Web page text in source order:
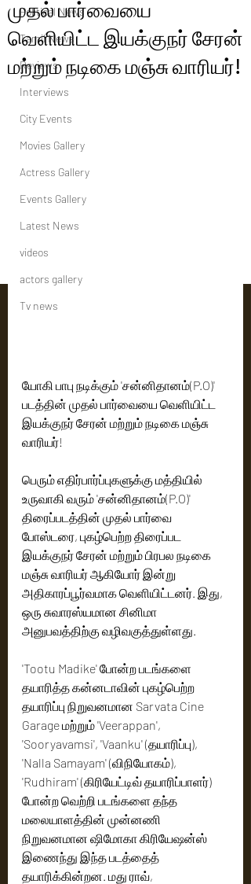
Political News
Tamil News
Reviews
Interviews
City Events
Movies Gallery
Actress Gallery
Events Gallery
Latest News
videos
actors gallery
Tv news
முதல் பார்வையை
வெளியிட்ட இயக்குநர் சேரன்
மற்றும் நடிகை மஞ்சு வாரியர்!
யோகி பாபு நடிக்கும் 'சன்னிதானம்(P.O)'
படத்தின் முதல் பார்வையை வெளியிட்ட
இயக்குநர் சேரன் மற்றும் நடிகை மஞ்சு
வாரியர்!
பெரும் எதிர்பார்ப்புகளுக்கு மத்தியில்
உருவாகி வரும் 'சன்னிதானம்(P.O)'
திரைப்படத்தின் முதல் பார்வை
போஸ்டரை, புகழ்பெற்ற திரைப்பட
இயக்குநர் சேரன் மற்றும் பிரபல நடிகை
மஞ்சு வாரியர் ஆகியோர் இன்று
அதிகாரப்பூர்வமாக வெளியிட்டனர். இது,
ஒரு சுவாரஸ்யமான சினிமா
அனுபவத்திற்கு வழிவகுத்துள்ளது.
'Tootu Madike' போன்ற படங்களை
தயாரித்த கன்னடாவின் புகழ்பெற்ற
தயாரிப்பு நிறுவனமான Sarvata Cine
Garage மற்றும் 'Veerappan',
'Sooryavamsi', 'Vaanku' (தயாரிப்பு),
'Nalla Samayam' (விநியோகம்),
'Rudhiram' (கிரியேட்டிவ் தயாரிப்பாளர்)
போன்ற வெற்றி படங்களை தந்த
மலையாளத்தின் முன்னணி
நிறுவனமான ஷிமோகா கிரியேஷன்ஸ்
இணைந்து இந்த படத்தைத்
தயாரிக்கின்றன. மது ராவ்,